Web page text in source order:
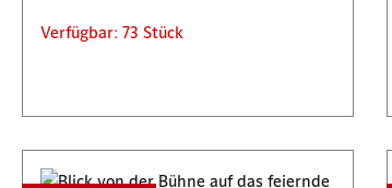
Verfügbar: 73 Stück